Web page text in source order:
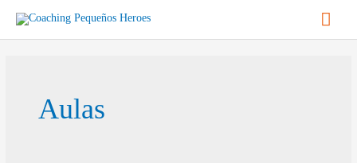
contenido
Aulas